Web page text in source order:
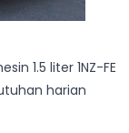
1.5 liter 1NZ-FE
harian